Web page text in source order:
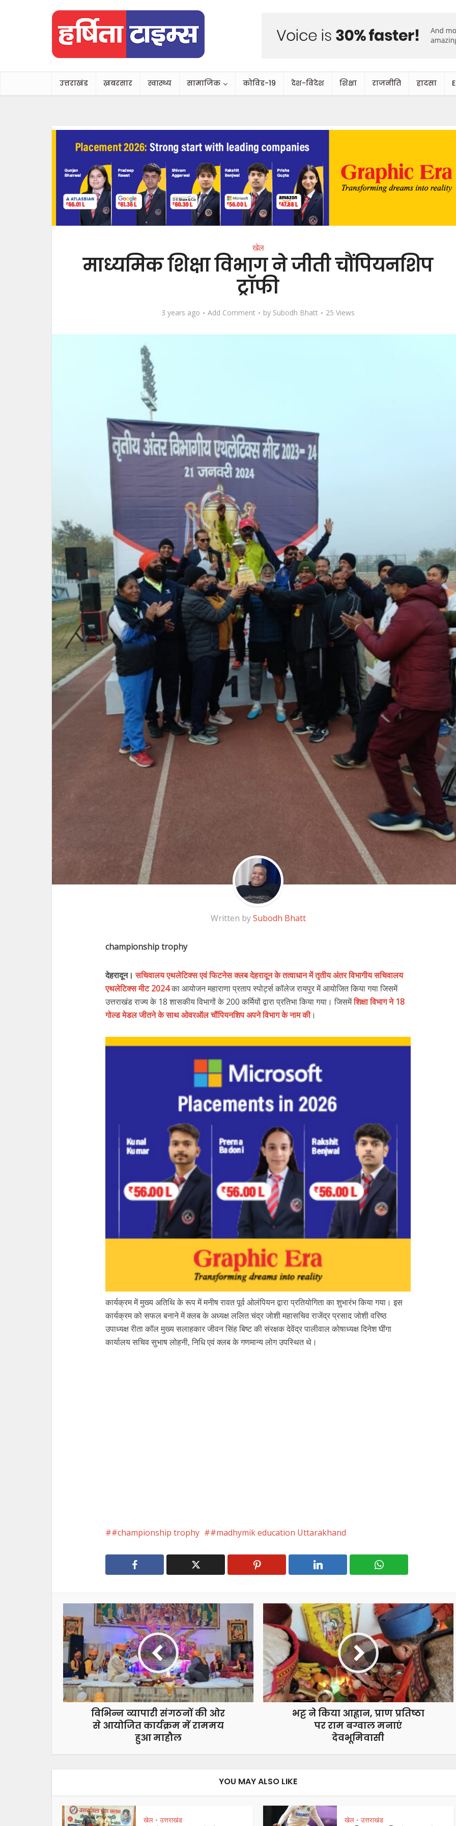
उत्तराखंड ख़बरसार स्वास्थ्य सामाजिक कोविड-19 देश-विदेश शिक्षा राजनीति हादसा
खेल
माध्यमिक शिक्षा विभाग ने जीती चौंपियनशिप
ट्रॉफी
3 years ago Add Comment by Subodh Bhatt 25 Views
Written bySubodh Bhatt
championship trophy
देहरादून। सचिवालय एथलेटिक्स एवं फिटनेस क्लब देहरादून के तत्वाधान में तृतीय अंतर विभागीय सचिवालय
एथलेटिक्स मीट 2024का आयोजन महाराणा प्रताप स्पोर्ट्स कॉलेज रायपुर में आयोजित किया गया जिसमें
उत्तराखंड राज्य के 18 शासकीय विभागों के 200 कर्मियों द्वारा प्रतिभा किया गया। जिसमेंशिक्षा विभाग ने 18
गोल्ड मेडल जीतने के साथ ओवरऑल चौंपियनशिप अपने विभाग के नाम की।
कार्यक्रम में मुख्य अतिथि के रूप में मनीष रावत पूर्व ओलंपियन द्वारा प्रतियोगिता का शुभारंभ किया गया। इस
कार्यक्रम को सफल बनाने में क्लब के अध्यक्ष ललित चंद्र जोशी महासचिव राजेंद्र प्रसाद जोशी वरिष्ठ
उपाध्यक्ष रीता कॉल मुख्य सलाहकार जीवन सिंह बिष्ट की संरक्षक देवेंद्र पालीवाल कोषाध्यक्ष दिनेश घींगा
कार्यालय सचिव सुभाष लोहनी, निधि एवं क्लब के गणमान्य लोग उपस्थित थे।
#championship trophy #madhymik education Uttarakhand
विभिन्न व्यापारी संगठनों की ओर
से आयोजित कार्यक्रम में राममय
हुआ माहौल
भट्ट ने किया आह्वान, प्राण प्रतिष्ठा
पर राम बग्वाल मनाएं
देवभूमिवासी
YOU MAY ALSO LIKE
खेल • उत्तराखंड खेल • उत्तराखंड